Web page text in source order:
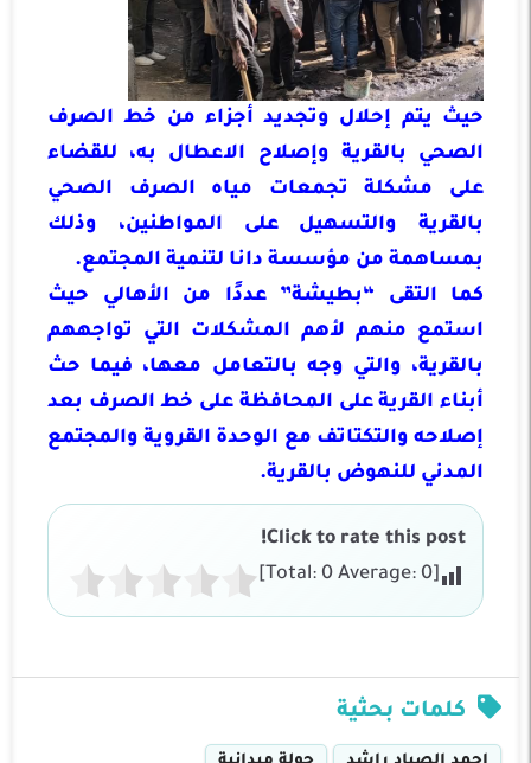
حيث يتم إحلال وتجديد أجزاء من خط الصرف
الصحي بالقرية وإصلاح الاعطال به، للقضاء
على مشكلة تجمعات مياه الصرف الصحي
بالقرية والتسهيل على المواطنين، وذلك
بمساهمة من مؤسسة دانا لتنمية المجتمع.
كما التقى “بطيشة” عددًا من الأهالي حيث
استمع منهم لأهم المشكلات التي تواجههم
بالقرية، والتي وجه بالتعامل معها، فيما حث
أبناء القرية على المحافظة على خط الصرف بعد
إصلاحه والتكتاتف مع الوحدة القروية والمجتمع
المدني للنهوض بالقرية.
Click to rate this post!
[Total:
0Average: 0
]
كلمات بحثية